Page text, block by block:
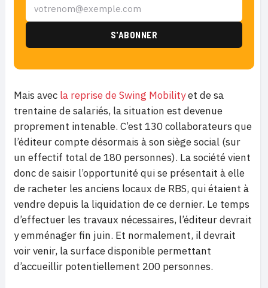
Mais avec la reprise de Swing Mobilityet de sa
trentaine de salariés, la situation est devenue
proprement intenable. C’est 130 collaborateurs que
l’éditeur compte désormais à son siège social (sur
un effectif total de 180 personnes). La société vient
donc de saisir l’opportunité qui se présentait à elle
de racheter les anciens locaux de RBS, qui étaient à
vendre depuis la liquidation de ce dernier. Le temps
d’effectuer les travaux nécessaires, l’éditeur devrait
y emménager fin juin. Et normalement, il devrait
voir venir, la surface disponible permettant
d’accueillir potentiellement 200 personnes.